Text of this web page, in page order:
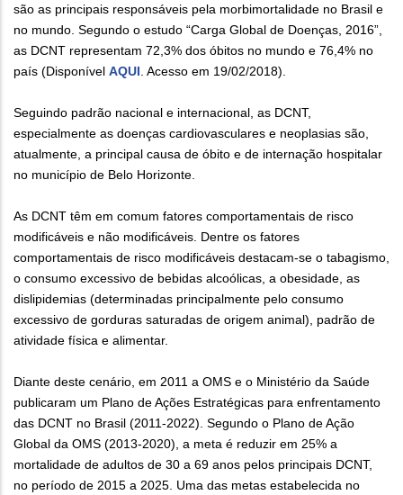
são as principais responsáveis pela morbimortalidade no Brasil e
no mundo. Segundo o estudo “Carga Global de Doenças, 2016”,
as DCNT representam 72,3% dos óbitos no mundo e 76,4% no
país (Disponível AQUI . Acesso em 19/02/2018).
Seguindo padrão nacional e internacional, as DCNT,
especialmente as doenças cardiovasculares e neoplasias são,
atualmente, a principal causa de óbito e de internação hospitalar
no município de Belo Horizonte.
As DCNT têm em comum fatores comportamentais de risco
modificáveis e não modificáveis. Dentre os fatores
comportamentais de risco modificáveis destacam-se o tabagismo,
o consumo excessivo de bebidas alcoólicas, a obesidade, as
dislipidemias (determinadas principalmente pelo consumo
excessivo de gorduras saturadas de origem animal), padrão de
atividade física e alimentar.
Diante deste cenário, em 2011 a OMS e o Ministério da Saúde
publicaram um Plano de Ações Estratégicas para enfrentamento
das DCNT no Brasil (2011-2022). Segundo o Plano de Ação
Global da OMS (2013-2020), a meta é reduzir em 25% a
mortalidade de adultos de 30 a 69 anos pelos principais DCNT,
no período de 2015 a 2025. Uma das metas estabelecida no